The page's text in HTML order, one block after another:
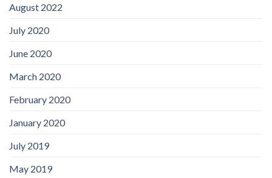
August 2022
July 2020
June 2020
March 2020
February 2020
January 2020
July 2019
May 2019